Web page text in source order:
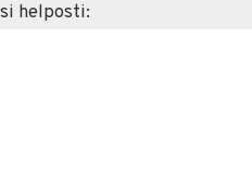
helposti: